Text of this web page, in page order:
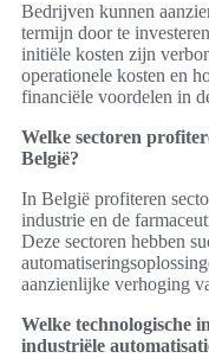
Bedrijven kunnen
termijn door te
initiële kosten zijn
operationele kosten en
financiële voordelen in
Welke sectoren
België?
In België profiteren
industrie en de
Deze sectoren hebben
aanzienlijke verhoging
Welke technologische
industriële